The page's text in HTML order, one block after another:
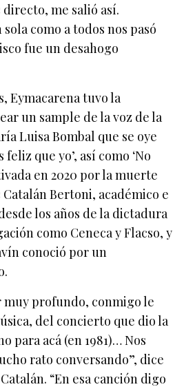
me salió así.
como a todos nos pasó
fue un desahogo
Eymacarena tuvo la
un sample de la voz de la
Luisa Bombal que se oye
que yo’, así como ‘No
en 2020 por la muerte
Bertoni, académico e
los años de la dictadura
como Ceneca y Flacso, y
conoció por un
muy profundo, conmigo le
del concierto que dio la
para acá (en 1981)… Nos
rato conversando”, dice
“En esa canción digo